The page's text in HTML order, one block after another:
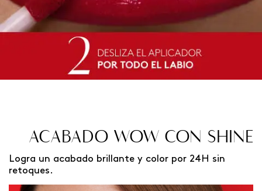
ACABADO WOW CON SHINE
Logra un acabado brillante y color por 24H sin
retoques.